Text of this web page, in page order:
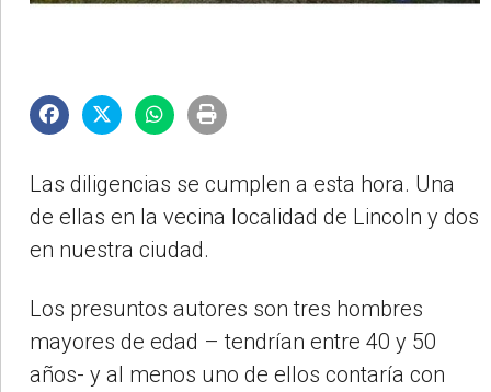
Las diligencias se cumplen a esta hora. Una
de ellas en la vecina localidad de Lincoln y dos
en nuestra ciudad.
Los presuntos autores son tres hombres
mayores de edad – tendrían entre 40 y 50
años- y al menos uno de ellos contaría con